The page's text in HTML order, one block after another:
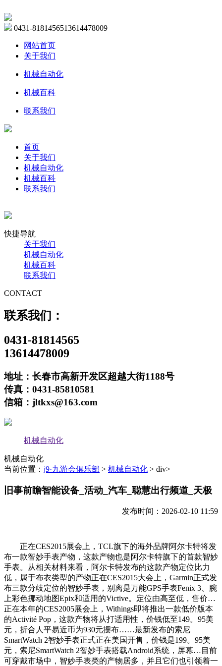
0431-8181456513614478009
网站首页
关于我们
机械自动化
机械百科
联系我们
首页
关于我们
机械自动化
机械百科
联系我们
快捷导航
关于我们
机械自动化
机械百科
联系我们
CONTACT
联系我们：
0431-81814565
13614478009
地址：长春市高新开发区超越大街1188号
传真：0431-85810581
信箱：jltkxs@163.com
机械自动化
机械自动化
当前位置： j9·九游会俱乐部 > 机械自动化 > div>
旧事前瞻智能设备_活动_汽车_聪慧出行频道_天极
发布时间：2026-02-10 11:59
正在CES2015展会上，TCL旗下的海外品牌阿尔卡特将发
布一款智妙手表产物，这款产物也是阿尔卡特旗下的首款智妙
手表。从相关材料来看，阿尔卡特发布的这款产物定位比力
低，属于布衣类型的产物正在CES2015大会上，Garmin正式发
布三款分歧定位的智妙手表，别离是万能GPS手表Fenix 3、腕
上彩色挪动地图Epix和适用的Victive。定位由高至低，售价…
正在本年的CES2005展会上，Withings即将推出一款低价版本
的Activité Pop，这款产物将从打适用性，价钱低至149。95美
元，折合人平易近币为930元摆布……最新发布的索尼
SmartWatch 2智妙手表正式正在美国开售，价钱是199。95美
元，索尼SmartWatch 2智妙手表搭载Android系统，屏幕…目前
可穿戴市场中，智妙手表类的产物居多，并且它们也引领着一